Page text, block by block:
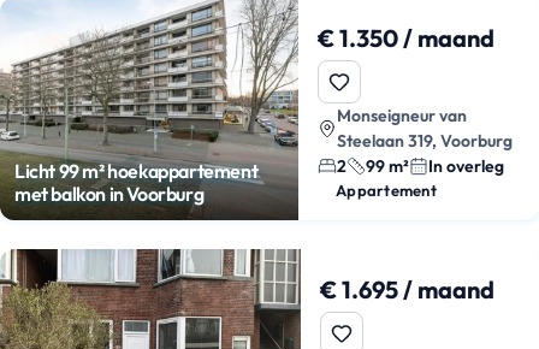
Licht 99 m² hoekappartement
met balkon in Voorburg
€ 1.350 / maand
Monseigneur van
Steelaan 319, Voorburg
2
99 m² In overleg
Appartement
€ 1.695 / maand